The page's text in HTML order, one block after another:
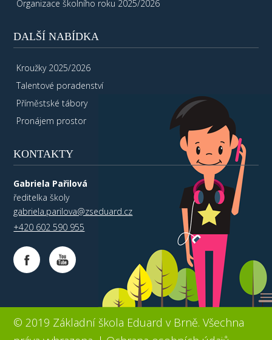
Organizace školního roku 2025/2026
DALŠÍ NABÍDKA
Kroužky 2025/2026
Talentové poradenství
Příměstské tábory
Pronájem prostor
KONTAKTY
Gabriela Pařilová
ředitelka školy
gabriela.parilova@zseduard.cz
+420 602 590 955
© 2019 Základní škola Eduard v Brně. Všechna